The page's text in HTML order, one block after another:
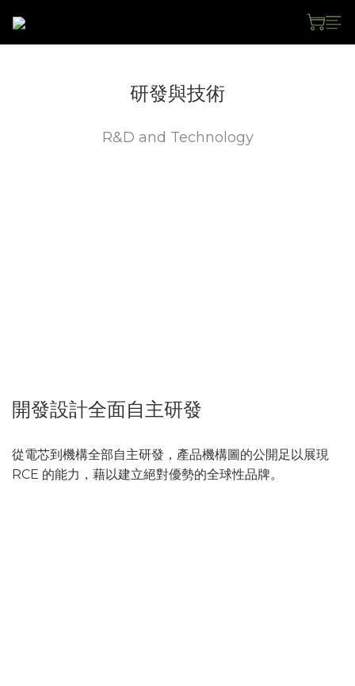
研發與技術
R&D and Technology
開發設計全面自主研發
從電芯到機構全部自主研發，產品機構圖的公開足以展現
RCE 的能力，藉以建立絕對優勢的全球性品牌。